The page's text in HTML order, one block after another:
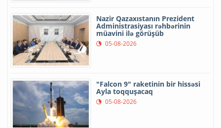
Nazir Qazaxıstanın Prezident
Administrasiyası rəhbərinin
müavini ilə görüşüb
05-08-2026
"Falcon 9" raketinin bir hissəsi
Ayla toqquşacaq
05-08-2026